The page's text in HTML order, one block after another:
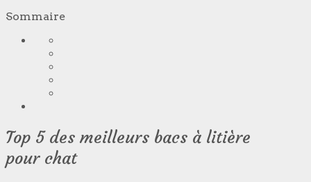
Sommaire
Top 5 des meilleurs bacs à litière
pour chat